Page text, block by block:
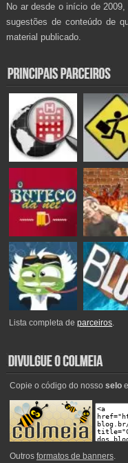
No ar desde o início de 2009,
sugestões de conteúdo de
material publicado.
Lista completa deparceiros.
Copie o código do nosso seloe
Outros formatos de banners.